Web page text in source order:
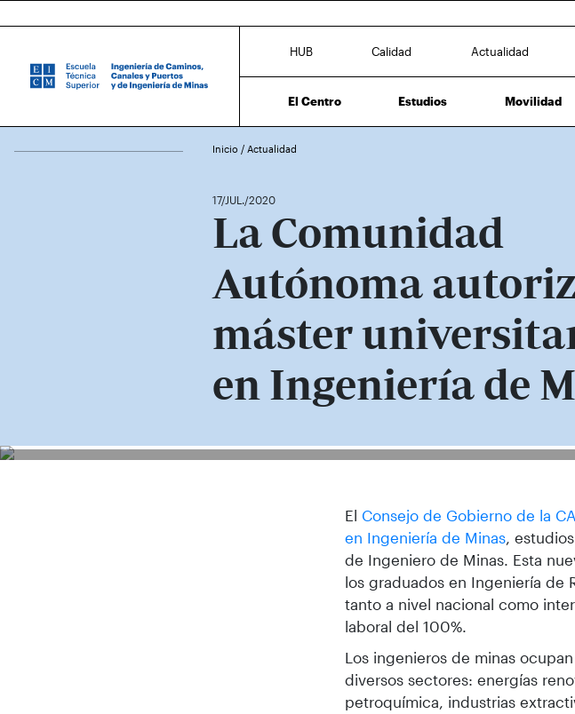
HUB Calidad Actualidad
El Centro Estudios Movilidad
Inicio / Actualidad
17/JUL./2020
La Comunidad
Autónoma
máster
en Ingeniería de
El Consejo de Gobierno de la
en Ingeniería de Minas,
de Ingeniero de Minas. Esta
los graduados en Ingeniería de
tanto a nivel nacional como
laboral del 100%.
Los ingenieros de minas
diversos sectores: energías
petroquímica, industrias